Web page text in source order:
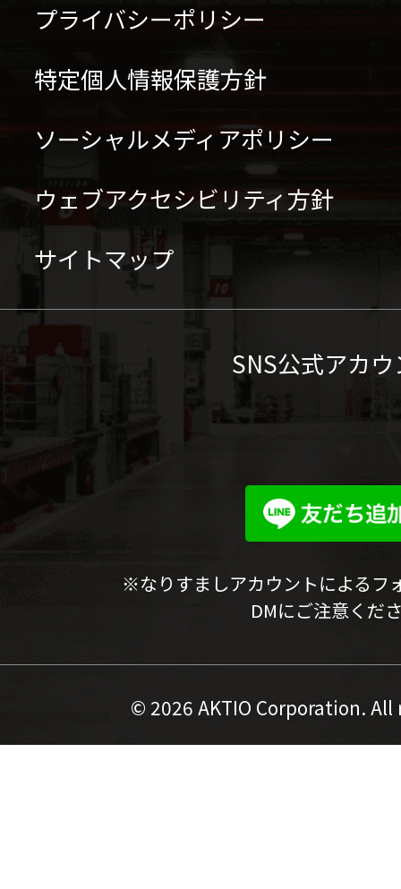
プライバシーポリシー
特定個人情報保護方針
ソーシャルメディアポリシー
ウェブアクセシビリティ方針
サイトマップ
SNS公式アカ
※なりすましアカウントによるフ
DMにご注意くだ
© 2026 AKTIO Corporation.